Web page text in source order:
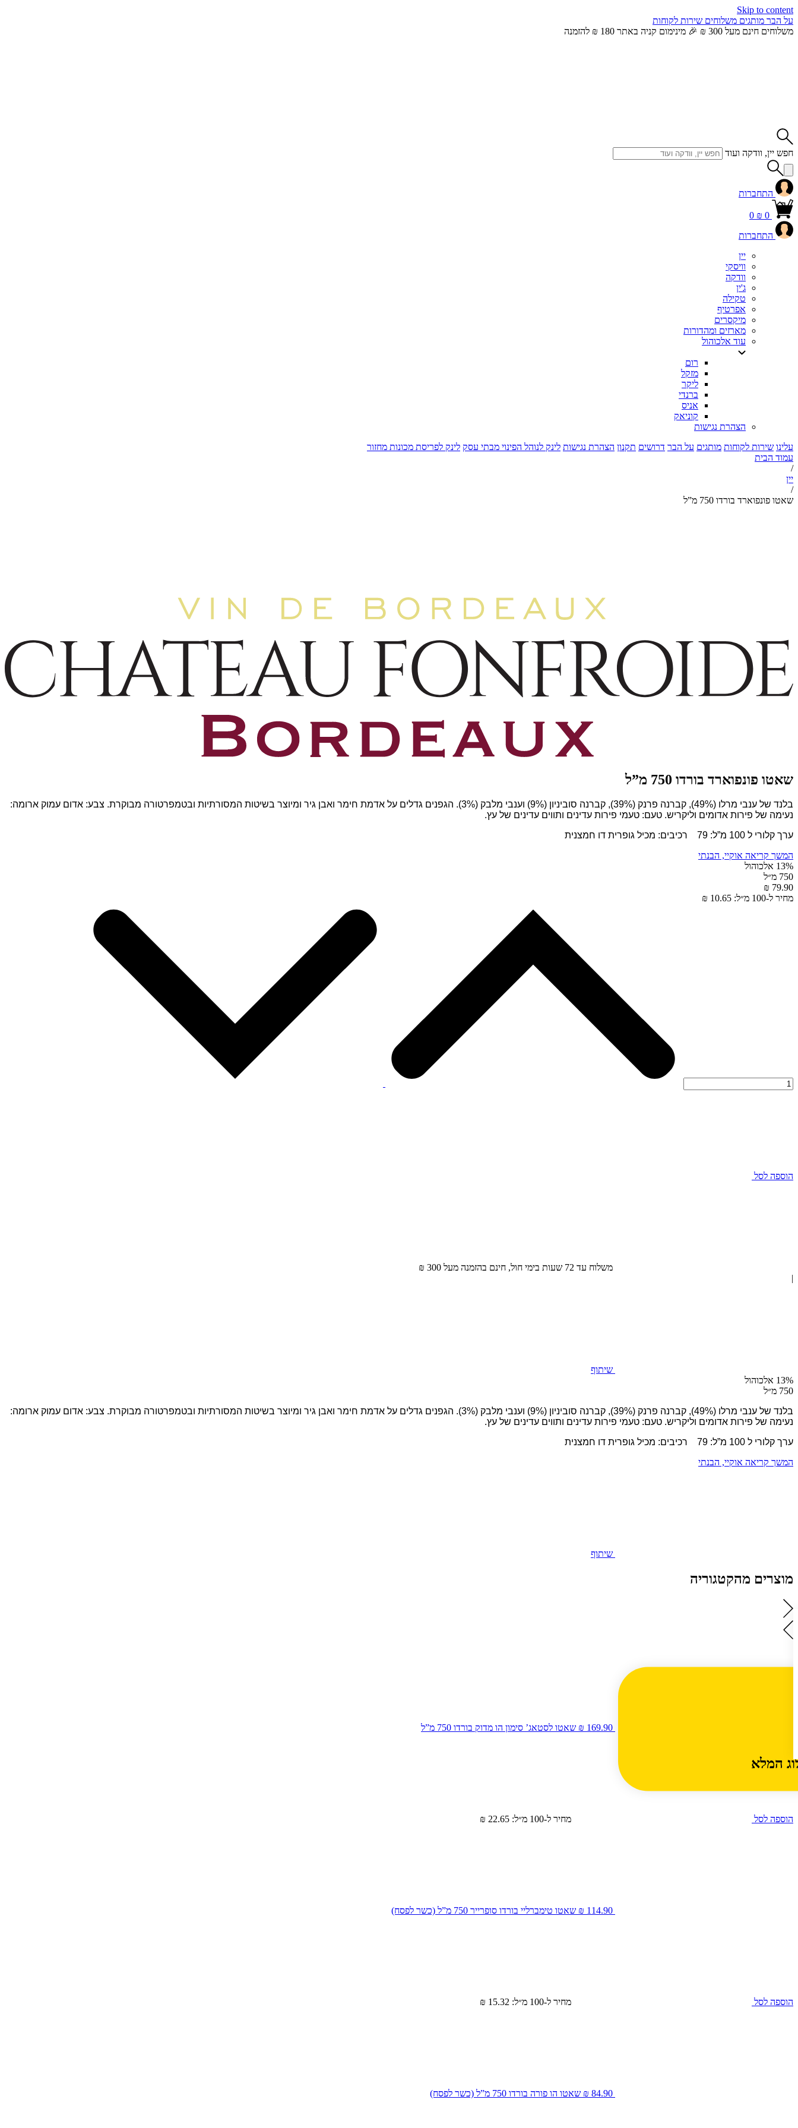
Skip to content
המלא
על הבר מותגים משלוחים שירות לקוחות
משלוחים חינם מעל 300 ₪ 🎉 מינימום קניה באתר 180 ₪ להזמנה
חפש יין, וודקה ועוד
התחברות
0
0 ₪
התחברות
יין
וויסקי
וודקה
ג'ין
טקילה
אפרטיף
מיקסרים
מארזים ומהדורות
עוד אלכוהול
רום
מזקל
ליקר
ברנדי
אניס
קוניאק
הצהרת נגישות
עלינו שירות לקוחות מותגים על הבר דרושים תקנון הצהרת נגישות לינק לנוהל הפינוי מבתי עסק לינק לפריסת מכונות מחזור
עמוד הבית
/
יין
/
שאטו פונפוארד בורדו 750 מ”ל
שאטו פונפוארד בורדו 750 מ”ל
בלנד של ענבי מרלו (49%), קברנה פרנק (39%), קברנה סוביניון (9%) וענבי מלבק (3%). הגפנים גדלים על אדמת חימר ואבן גיר ומיוצר בשיטות המסורתיות ובטמפרטורה מבוקרת. צבע: אדום עמוק ארומה:
נעימה של פירות אדומים וליקריש. טעם: טעמי פירות עדינים ותווים עדינים של עץ.
ערך קלורי ל 100 מ”ל: 79 רכיבים: מכיל גופרית דו חמצנית
המשך קריאה אוקיי, הבנתי
13% אלכוהול
750 מ״ל
79.90 ₪
מחיר ל-100 מ״ל: 10.65 ₪
הוספה לסל
משלוח עד 72 שעות בימי חול, חינם בהזמנה מעל 300 ₪
|
שיתוף
13% אלכוהול
750 מ״ל
בלנד של ענבי מרלו (49%), קברנה פרנק (39%), קברנה סוביניון (9%) וענבי מלבק (3%). הגפנים גדלים על אדמת חימר ואבן גיר ומיוצר בשיטות המסורתיות ובטמפרטורה מבוקרת. צבע: אדום עמוק ארומה:
נעימה של פירות אדומים וליקריש. טעם: טעמי פירות עדינים ותווים עדינים של עץ.
ערך קלורי ל 100 מ”ל: 79 רכיבים: מכיל גופרית דו חמצנית
המשך קריאה אוקיי, הבנתי
שיתוף
מוצרים מהקטגוריה
169.90 ₪ שאטו לסטאג’ סימון הו מדוק בורדו 750 מ”ל
הוספה לסל מחיר ל-100 מ״ל: 22.65 ₪
114.90 ₪ שאטו טימברליי בורדו סופרייר 750 מ”ל (כשר לפסח)
הוספה לסל מחיר ל-100 מ״ל: 15.32 ₪
84.90 ₪ שאטו הו פורה בורדו 750 מ”ל (כשר לפסח)